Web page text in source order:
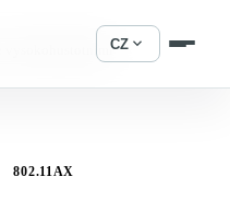
CZ expand_more
vysokohustotními
802.11AX